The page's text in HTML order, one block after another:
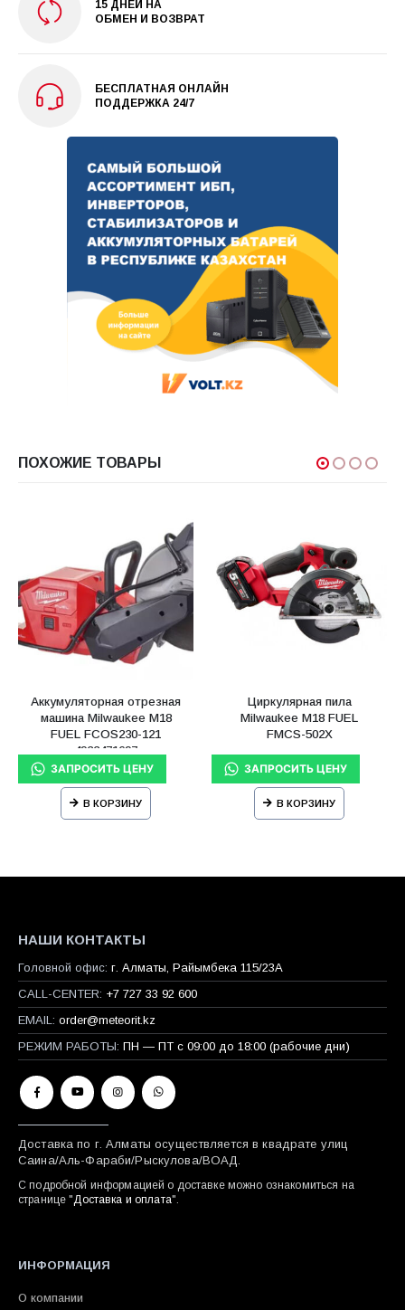
15 ДНЕЙ НА
ОБМЕН И ВОЗВРАТ
БЕСПЛАТНАЯ ОНЛАЙН
ПОДДЕРЖКА 24/7
ПОХОЖИЕ ТОВАРЫ
Аккумуляторная отрезная
машина Milwaukee M18
FUEL FCOS230-121
4933471697
В КОРЗИНУ
Циркулярная пила
Milwaukee M18 FUEL
FMCS-502X
В КОРЗИНУ
НАШИ КОНТАКТЫ
Головной офис: г. Алматы, Райымбека 115/23A
CALL-CENTER: +7 727 33 92 600
EMAIL: order@meteorit.kz
РЕЖИМ РАБОТЫ: ПН — ПТ с 09:00 до 18:00 (рабочие дни)
Доставка по г. Алматы осуществляется в квадрате улиц
Саина/Аль-Фараби/Рыскулова/ВОАД.
С подробной информацией о доставке можно ознакомиться на
странице " Доставка и оплата".
ИНФОРМАЦИЯ
О компании